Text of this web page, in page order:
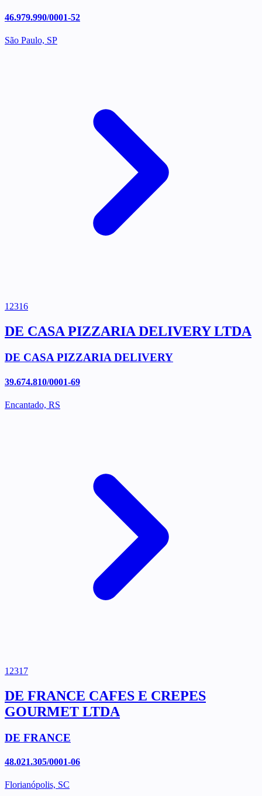
46.979.990/0001-52
São Paulo, SP
12316
DE CASA PIZZARIA DELIVERY LTDA
DE CASA PIZZARIA DELIVERY
39.674.810/0001-69
Encantado, RS
12317
DE FRANCE CAFES E CREPES
GOURMET LTDA
DE FRANCE
48.021.305/0001-06
Florianópolis, SC